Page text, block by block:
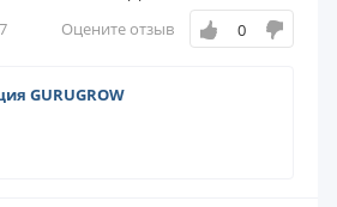
Оцените отзыв 0
GURUGROW